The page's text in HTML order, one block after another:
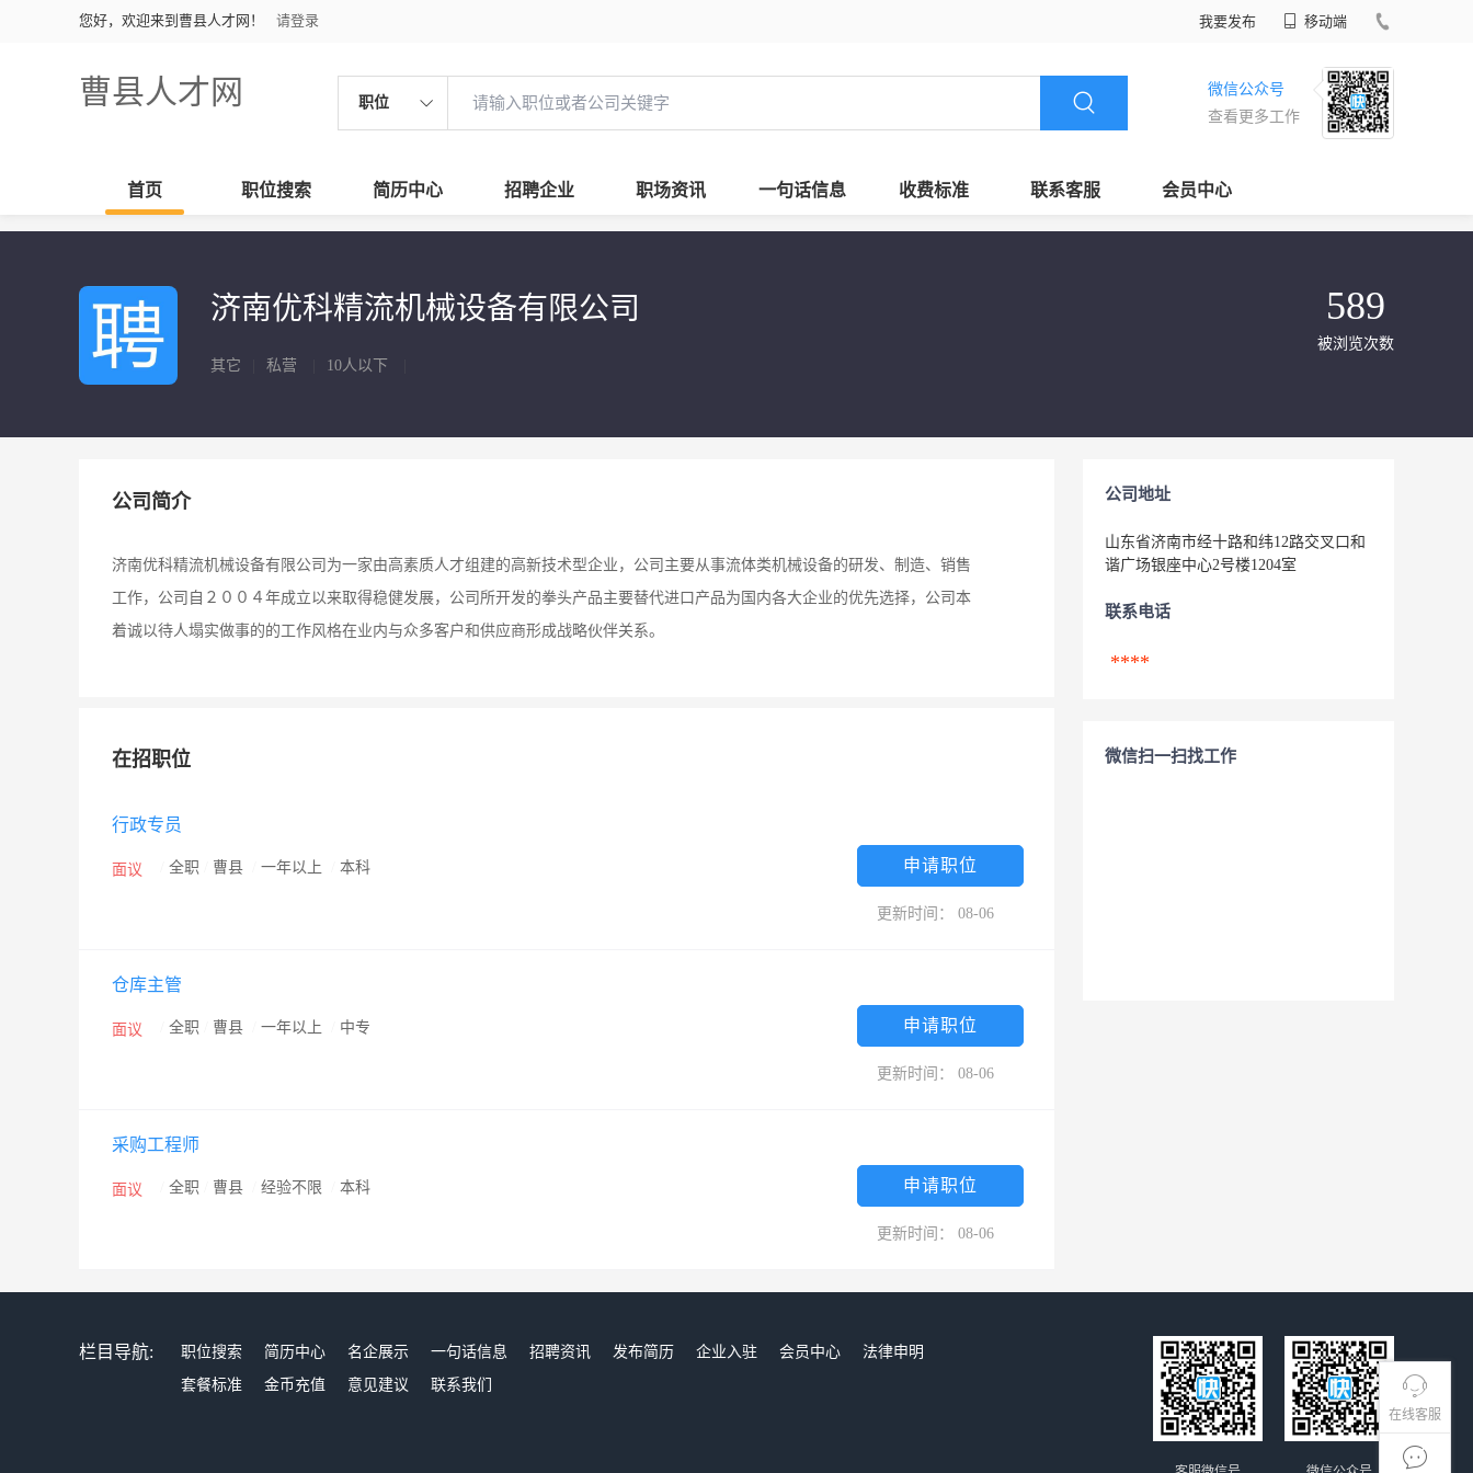
您好，欢迎来到曹县人才网！ 请登录 我要发布 移动端
曹县人才网 职位
微信公众号
查看更多工作
首页 职位搜索 简历中心 招聘企业 职场资讯 一句话信息 收费标准 联系客服 会员中心
在线客服
济南优科精流机械设备有限公司
其它 私营 10人以下
589
被浏览次数
公司简介
济南优科精流机械设备有限公司为一家由高素质人才组建的高新技术型企业，公司主要从事流体类机械设备的研发、制造、销售
工作，公司自２００４年成立以来取得稳健发展，公司所开发的拳头产品主要替代进口产品为国内各大企业的优先选择，公司本
着诚以待人塌实做事的的工作风格在业内与众多客户和供应商形成战略伙伴关系。
在招职位
行政专员
面议 全职 曹县 一年以上 本科 申请职位
更新时间： 08-06
仓库主管
面议 全职 曹县 一年以上 中专 申请职位
更新时间： 08-06
采购工程师
面议 全职 曹县 经验不限 本科 申请职位
更新时间： 08-06
公司地址
山东省济南市经十路和纬12路交叉口和
谐广场银座中心2号楼1204室
联系电话
****
微信扫一扫找工作
栏目导航: 职位搜索 简历中心 名企展示 一句话信息 招聘资讯 发布简历 企业入驻 会员中心
法律申明
套餐标准
金币充值 意见建议 联系我们